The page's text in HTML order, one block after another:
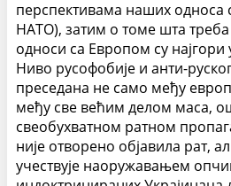
перспективама наших односа
НАТО), затим о томе шта
односи са Европом су најгори
Ниво русофобије и анти-
преседана не само међу
међу све већим делом маса,
свеобухватном ратном
није отворено објавила рат,
учествује наоружавањем